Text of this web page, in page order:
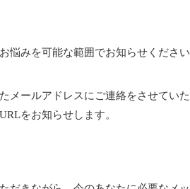
悩みを可能な範囲でお知らせくださ
メールアドレスにご連絡をさせてい
をお知らせします。